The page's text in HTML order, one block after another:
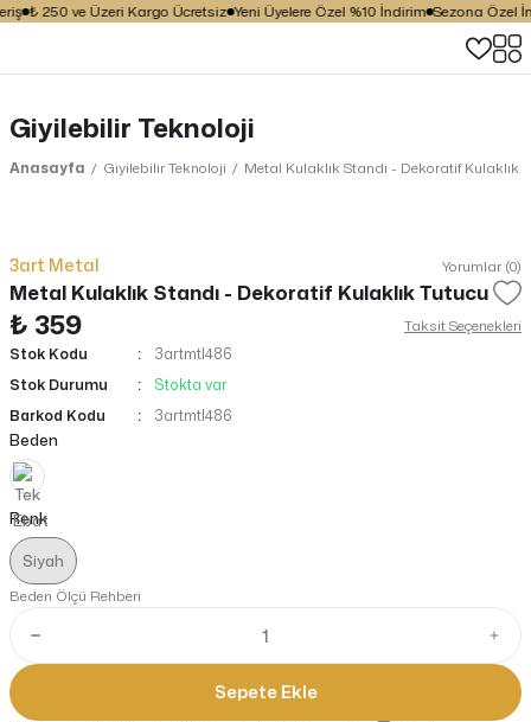
₺ 250 ve Üzeri Kargo Ücretsiz Yeni Üyelere Özel %10 İndirim Sezona Özel
Giyilebilir Teknoloji
Anasayfa Giyilebilir Teknoloji Metal Kulaklık Standı - Dekoratif Kulaklık
3art Metal Yorumlar (0)
Metal Kulaklık Standı - Dekoratif Kulaklık Tutucu
₺ 359
Taksit Seçenekleri
Stok Kodu
3artmtl486
Stok Durumu
Stokta var
Barkod Kodu
3artmtl486
Beden
Renk
Siyah
Beden Ölçü Rehberi
Sepete Ekle